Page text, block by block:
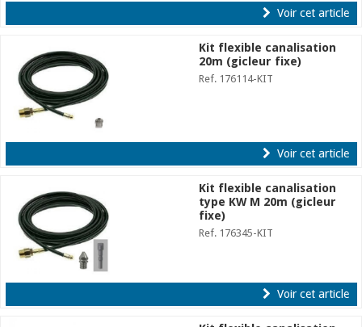
Voir cet article
Kit flexible canalisation
20m (gicleur fixe)
Ref. 176114-KIT
Voir cet article
Kit flexible canalisation
type KW M 20m (gicleur
fixe)
Ref. 176345-KIT
Voir cet article